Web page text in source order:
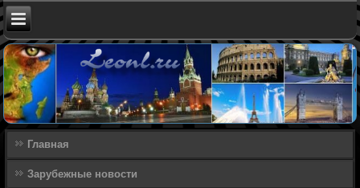
Главная
Зарубежные новости